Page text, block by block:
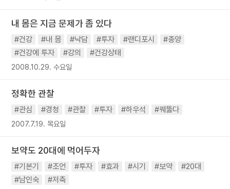
내 몸은 지금 문제가 좀 있다
#건강 #내 몸 #낙담 #투자 #랜디포시
#종양
#건강에 투자
#강의 #건강상태
2008.10.29. 수요일
정확한 관찰
#관심 #경청 #관찰 #투자 #하우석 #꿰뚫다
2007.7.19. 목요일
보약도 20대에 먹어두자
#기본기 #조언 #투자 #효과 #시기 #보약
#20대
#남인숙
#저축